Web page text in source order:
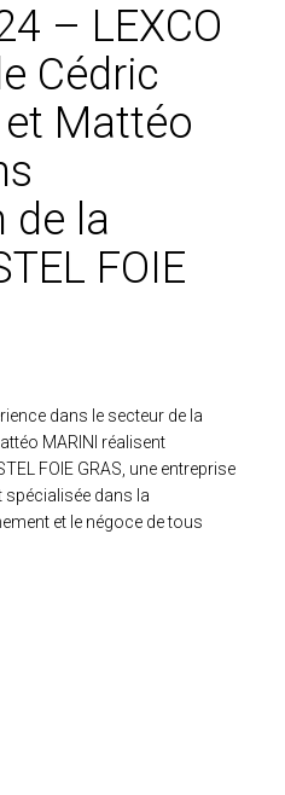
– LEXCO
Cédric
et Mattéo
de la
FOIE
dans le secteur de la
MARINI réalisent
FOIE GRAS, une entreprise
spécialisée dans la
et le négoce de tous